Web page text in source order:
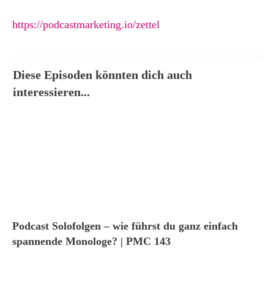
https://podcastmarketing.io/zettel
Diese Episoden könnten dich auch
interessieren...
Podcast Solofolgen – wie führst du ganz einfach
spannende Monologe? | PMC 143